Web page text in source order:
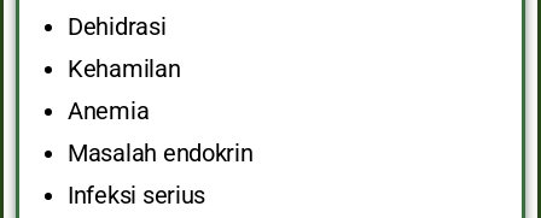
Dehidrasi
Kehamilan
Anemia
Masalah endokrin
Infeksi serius